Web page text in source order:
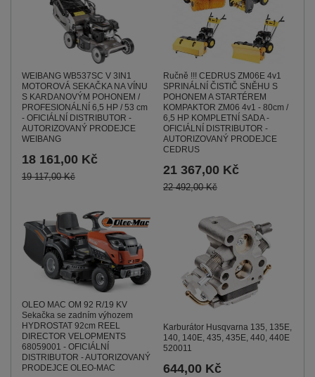
WEIBANG WB537SC V 3IN1
MOTOROVÁ SEKAČKA NA VÍNU
S KARDANOVÝM POHONEM /
PROFESIONÁLNÍ 6,5 HP / 53 cm
- OFICIÁLNÍ DISTRIBUTOR -
AUTORIZOVANÝ PRODEJCE
WEIBANG
18 161,00 Kč
19 117,00 Kč
Ručně !!! CEDRUS ZM06E 4v1
SPRINÁLNÍ ČISTIČ SNĚHU S
POHONEM A STARTÉREM
KOMPAKTOR ZM06 4v1 - 80cm /
6,5 HP KOMPLETNÍ SADA -
OFICIÁLNÍ DISTRIBUTOR -
AUTORIZOVANÝ PRODEJCE
CEDRUS
21 367,00 Kč
22 492,00 Kč
OLEO MAC OM 92 R/19 KV
Sekačka se zadním výhozem
HYDROSTAT 92cm REEL
DIRECTOR VELOPMENTS
68059001 - OFICIÁLNÍ
DISTRIBUTOR - AUTORIZOVANÝ
PRODEJCE OLEO-MAC
Karburátor Husqvarna 135, 135E,
140, 140E, 435, 435E, 440, 440E
520011
644,00 Kč